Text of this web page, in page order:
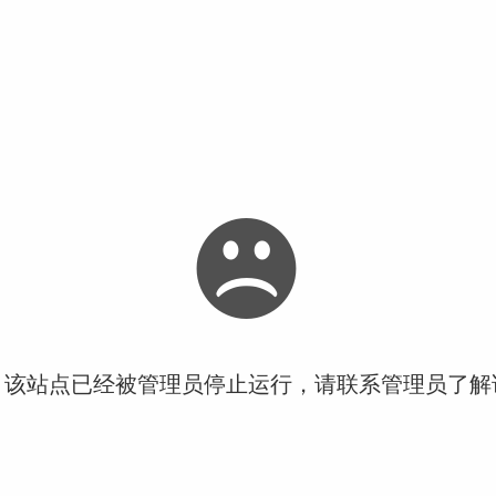
站点已经被管理员停止运行，请联系管理员了